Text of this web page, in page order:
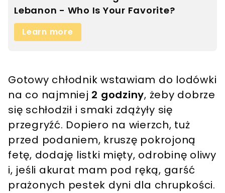
Gotowy chłodnik wstawiam do lodówki
na co najmniej 2 godziny, żeby dobrze
się schłodził i smaki zdążyły się
przegryźć. Dopiero na wierzch, tuż
przed podaniem, kruszę pokrojoną
fetę, dodaję listki mięty, odrobinę oliwy
i, jeśli akurat mam pod ręką, garść
prażonych pestek dyni dla chrupkości.